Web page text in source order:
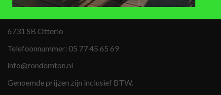
6731 SB Otterlo
Telefoonnummer: 05 77 45 65 69
info@rondomton.nl
Genoemde prijzen zijn inclusief BTW.